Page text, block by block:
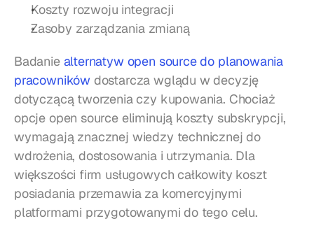
Koszty rozwoju integracji
Zasoby zarządzania zmianą
Badanie alternatyw open source do planowania
pracowników dostarcza wglądu w decyzję
dotyczącą tworzenia czy kupowania. Chociaż
opcje open source eliminują koszty subskrypcji,
wymagają znacznej wiedzy technicznej do
wdrożenia, dostosowania i utrzymania. Dla
większości firm usługowych całkowity koszt
posiadania przemawia za komercyjnymi
platformami przygotowanymi do tego celu.